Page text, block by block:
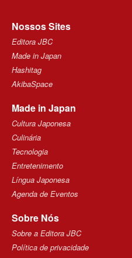
Nossos Sites
Editora JBC
Made in Japan
Hashitag
AkibaSpace
Made in Japan
Cultura Japonesa
Culinária
Tecnologia
Entretenimento
Língua Japonesa
Agenda de Eventos
Sobre Nós
Sobre a Editora JBC
Política de privacidade